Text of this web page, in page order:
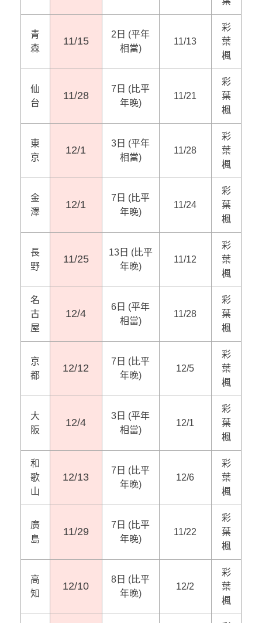
青
森
11/15
2日 (平年
相當)
11/13
彩
葉
楓
仙
台
11/28
7日 (比平
年晚)
11/21
彩
葉
楓
東
京
12/1
3日 (平年
相當)
11/28
彩
葉
楓
金
澤
12/1
7日 (比平
年晚)
11/24
彩
葉
楓
長
野
11/25
13日 (比平
年晚)
11/12
彩
葉
楓
名
古
屋
12/4
6日 (平年
相當)
11/28
彩
葉
楓
京
都
12/12
7日 (比平
年晚)
12/5
彩
葉
楓
大
阪
12/4
3日 (平年
相當)
12/1
彩
葉
楓
和
歌
山
12/13
7日 (比平
年晚)
12/6
彩
葉
楓
廣
島
11/29
7日 (比平
年晚)
11/22
彩
葉
楓
高
知
12/10
8日 (比平
年晚)
12/2
彩
葉
楓